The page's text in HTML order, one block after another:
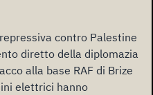
contro Palestine
diretto della diplomazia
alla base RAF di Brize
elettrici hanno